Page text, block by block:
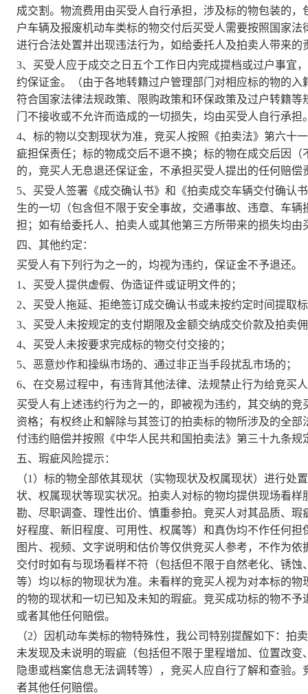
成交割。物流费用由买受人自行承担，涉及标的物包装的
户车辆及报废机动车类标的物交付后买受人需要按照国家
进行合法处置并出现违法行为，如给委托人及拍卖人带来的
3、 买受人应于成交之日五个工作日内完成提档或过户事宜
约保证金。（由于各地转籍过户管理部门对相应标的物的
符合国家法律法规政策、限购政策和环保政策及过户转籍
门不接收或不允许而造成的一切损失，均由买受人自行承担
4、标的物以交割现状为准，竞买人按照《拍卖法》第六十
疵担保责任；标的物成交后不退不换；标的物在成交后因
的，竞买人无息退还保证金，不承担买受人提出的任何赔偿
5、买受人签署《成交确认书》和《拍卖成交车辆交付确认
生的一切（包含但不限于安全事故，交通事故、违章、车
担；如有给委托人、拍卖人或其他第三方所带来的损失均由
四、其他约定：
买受人有下列行为之一的，均视为违约，保证金不予退还。
1、买受人提供虚假、伪造证件或证明文件的；
2、买受人拖延、拒绝签订成交确认书或未按约定时间提取
3、买受人未按规定的支付期限及金额交纳成交价款及拍卖
4、买受人未按要求完成标的物交付交接的；
5、恶意炒作和操纵市场的、通过非正当手段扰乱市场的；
6、在交易过程中，有违背其他法律、法规禁止行为给竞买
买受人有上述违约行为之一的，即被视为违约，其交纳的
资格；有权终止和解除与其签订的拍卖标的物所涉及的全
付违约赔偿并按照《中华人民共和国拍卖法》第三十九条规
五、瑕疵风险提示：
（1）标的物全部依其现状（实物现状及权属现状）进行处
状、权属现状等现实状况。拍卖人对标的物均提供现场看
勘、尽职调查、理性出价、慎重参拍。竞买人对其品质、
好程度、新旧程度、可用性、权属等）和真伪均不作任何
图片、视频、文字说明和估价等仅供竞买人参考，不作为
交付时如有与现场看样不符（包括但不限于自然老化、锈
等）均以标的物现状为准。未看样的竞买人视为对本标的
的物的现状和一切已知及未知的瑕疵。竞买成功标的物不
或者其他任何赔偿。
（2）因机动车类标的物特殊性，我公司特别提醒如下：拍
未发现及未说明的瑕疵（包括但不限于里程增加、位置改
隐患或档案信息无法调转等），竞买人应自行了解和查验
者其他任何赔偿。